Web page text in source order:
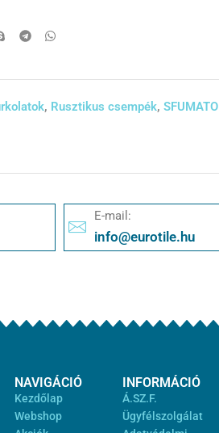
, Rusztikus csempék,SFUMATO
E-mail:
info@eurotile.hu
NAVIGÁCIÓ
Kezdőlap
Webshop
INFORMÁCIÓ
Á.SZ.F.
Ügyfélszolgálat